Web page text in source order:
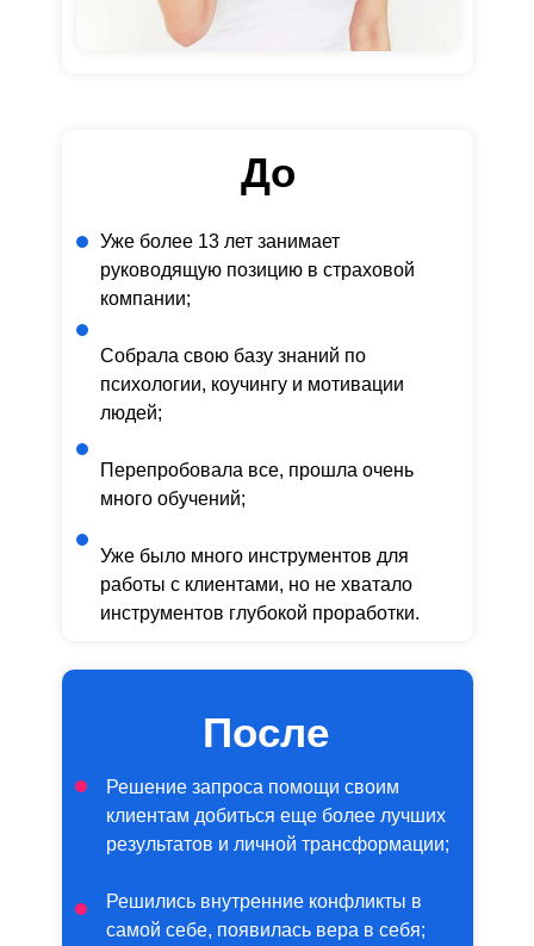
До
После
Уже более 13 лет занимает
руководящую позицию в страховой
компании;
Собрала свою базу знаний по
психологии, коучингу и мотивации
людей;
Перепробовала все, прошла очень
много обучений;
Уже было много инструментов для
работы с клиентами, но не хватало
инструментов глубокой проработки.
Решение запроса помощи своим
клиентам добиться еще более лучших
результатов и личной трансформации;
Решились внутренние конфликты в
самой себе, появилась вера в себя;